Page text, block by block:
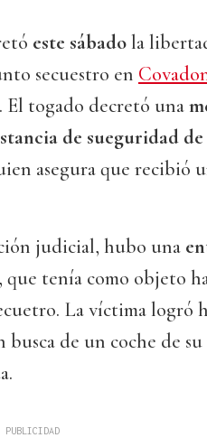
este sábadola
secuestro en
El togado decretó una
de sueguridad
asegura que recibió
judicial, hubo una
, que tenía como objeto
La víctima logró
busca de un coche de